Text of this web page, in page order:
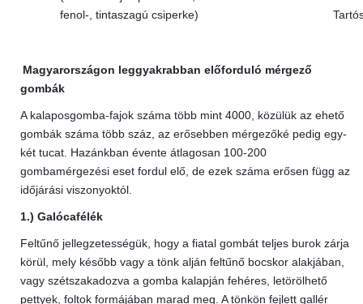
fenol-, tintaszagú csiperke)
Magyarországon leggyakrabban előforduló mérgező
gombák
A kalaposgomba-fajok száma több mint 4000, közülük az ehető
gombák száma több száz, az erősebben mérgezőké pedig egy-
két tucat. Hazánkban évente átlagosan 100-200
gombamérgezési eset fordul elő, de ezek száma erősen függ az
időjárási viszonyoktól.
1.) Galócafélék
Feltűnő jellegzetességük, hogy a fiatal gombát teljes burok zárja
körül, mely később vagy a tönk alján feltűnő bocskor alakjában,
vagy szétszakadozva a gomba kalapján fehéres, letörölhető
pettyek, foltok formájában marad meg. A tönkön fejlett gallér